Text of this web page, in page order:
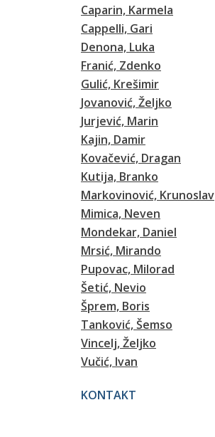
Caparin, Karmela
Cappelli, Gari
Denona, Luka
Franić, Zdenko
Gulić, Krešimir
Jovanović, Željko
Jurjević, Marin
Kajin, Damir
Kovačević, Dragan
Kutija, Branko
Markovinović, Krunoslav
Mimica, Neven
Mondekar, Daniel
Mrsić, Mirando
Pupovac, Milorad
Šetić, Nevio
Šprem, Boris
Tanković, Šemso
Vincelj, Željko
Vučić, Ivan
KONTAKT